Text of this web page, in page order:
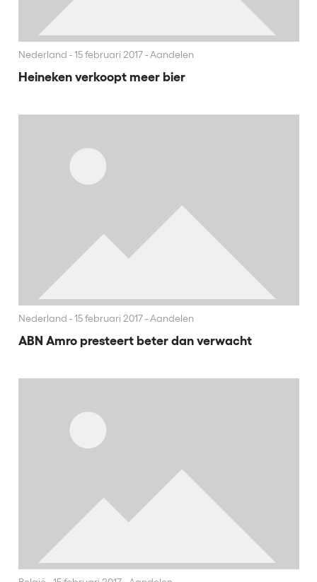
Nederland 15 februari 2017 - Aandelen
Heineken verkoopt meer bier
Nederland 15 februari 2017 - Aandelen
ABN Amro presteert beter dan verwacht